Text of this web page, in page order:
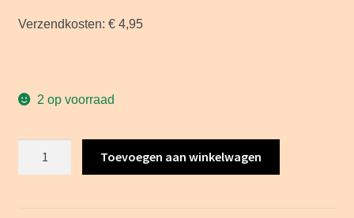
Verzendkosten: € 4,95
2 op voorraad
Toevoegen aan winkelwagen